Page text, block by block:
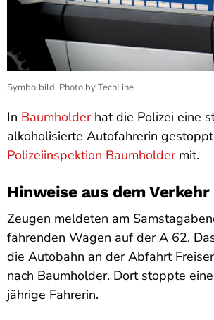
Symbolbild. Photo by TechLine
In Baumholderhat die Polizei eine
alkoholisierte Autofahrerin
Polizeiinspektion Baumholdermit.
Hinweise aus dem Verkehr
Zeugen meldeten am
fahrenden Wagen auf der A 62.
die Autobahn an der Abfahrt
nach Baumholder. Dort stoppte
jährige Fahrerin.